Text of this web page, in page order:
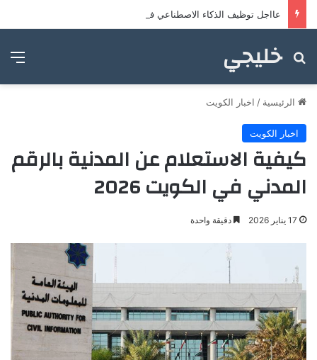
خليجي
بحث عن
الرئيسية / اخبار الكويت
اخبار الكويت
كيفية الاستعلام عن المدنية بالرقم
المدني في الكويت 2026
17 يناير 2026 دقيقة واحدة